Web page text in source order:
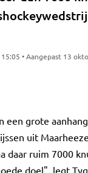
• Aangepast 13
een grote
uit
daar ruim 7000
doel", legt